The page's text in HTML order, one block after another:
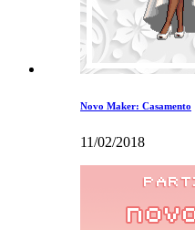
Novo Maker: Casamento
11/02/2018